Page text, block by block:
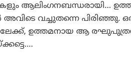
ആലിംഗനബന്ധരായി…
വച്ചുതന്നെ പിരിഞ്ഞു.
ഉത്തമനായ ആ